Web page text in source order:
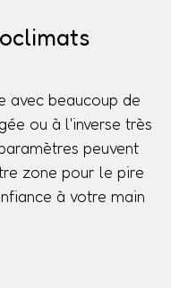
avec beaucoup de
ou à l'inverse très
peuvent
zone pour le pire
à votre main